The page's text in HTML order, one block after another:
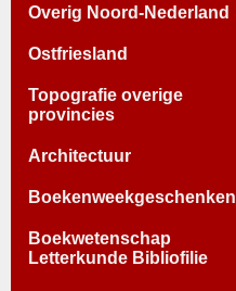
Overig Noord-Nederland
Ostfriesland
Topografie overige
provincies
Architectuur
Boekenweekgeschenken
Boekwetenschap
Letterkunde Bibliofilie